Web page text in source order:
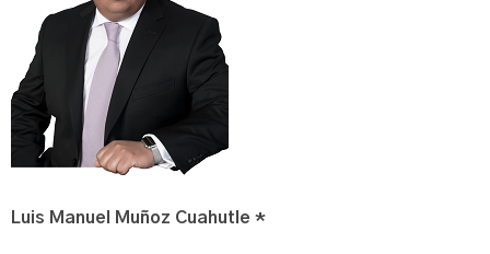
Luis Manuel Muñoz Cuahutle *